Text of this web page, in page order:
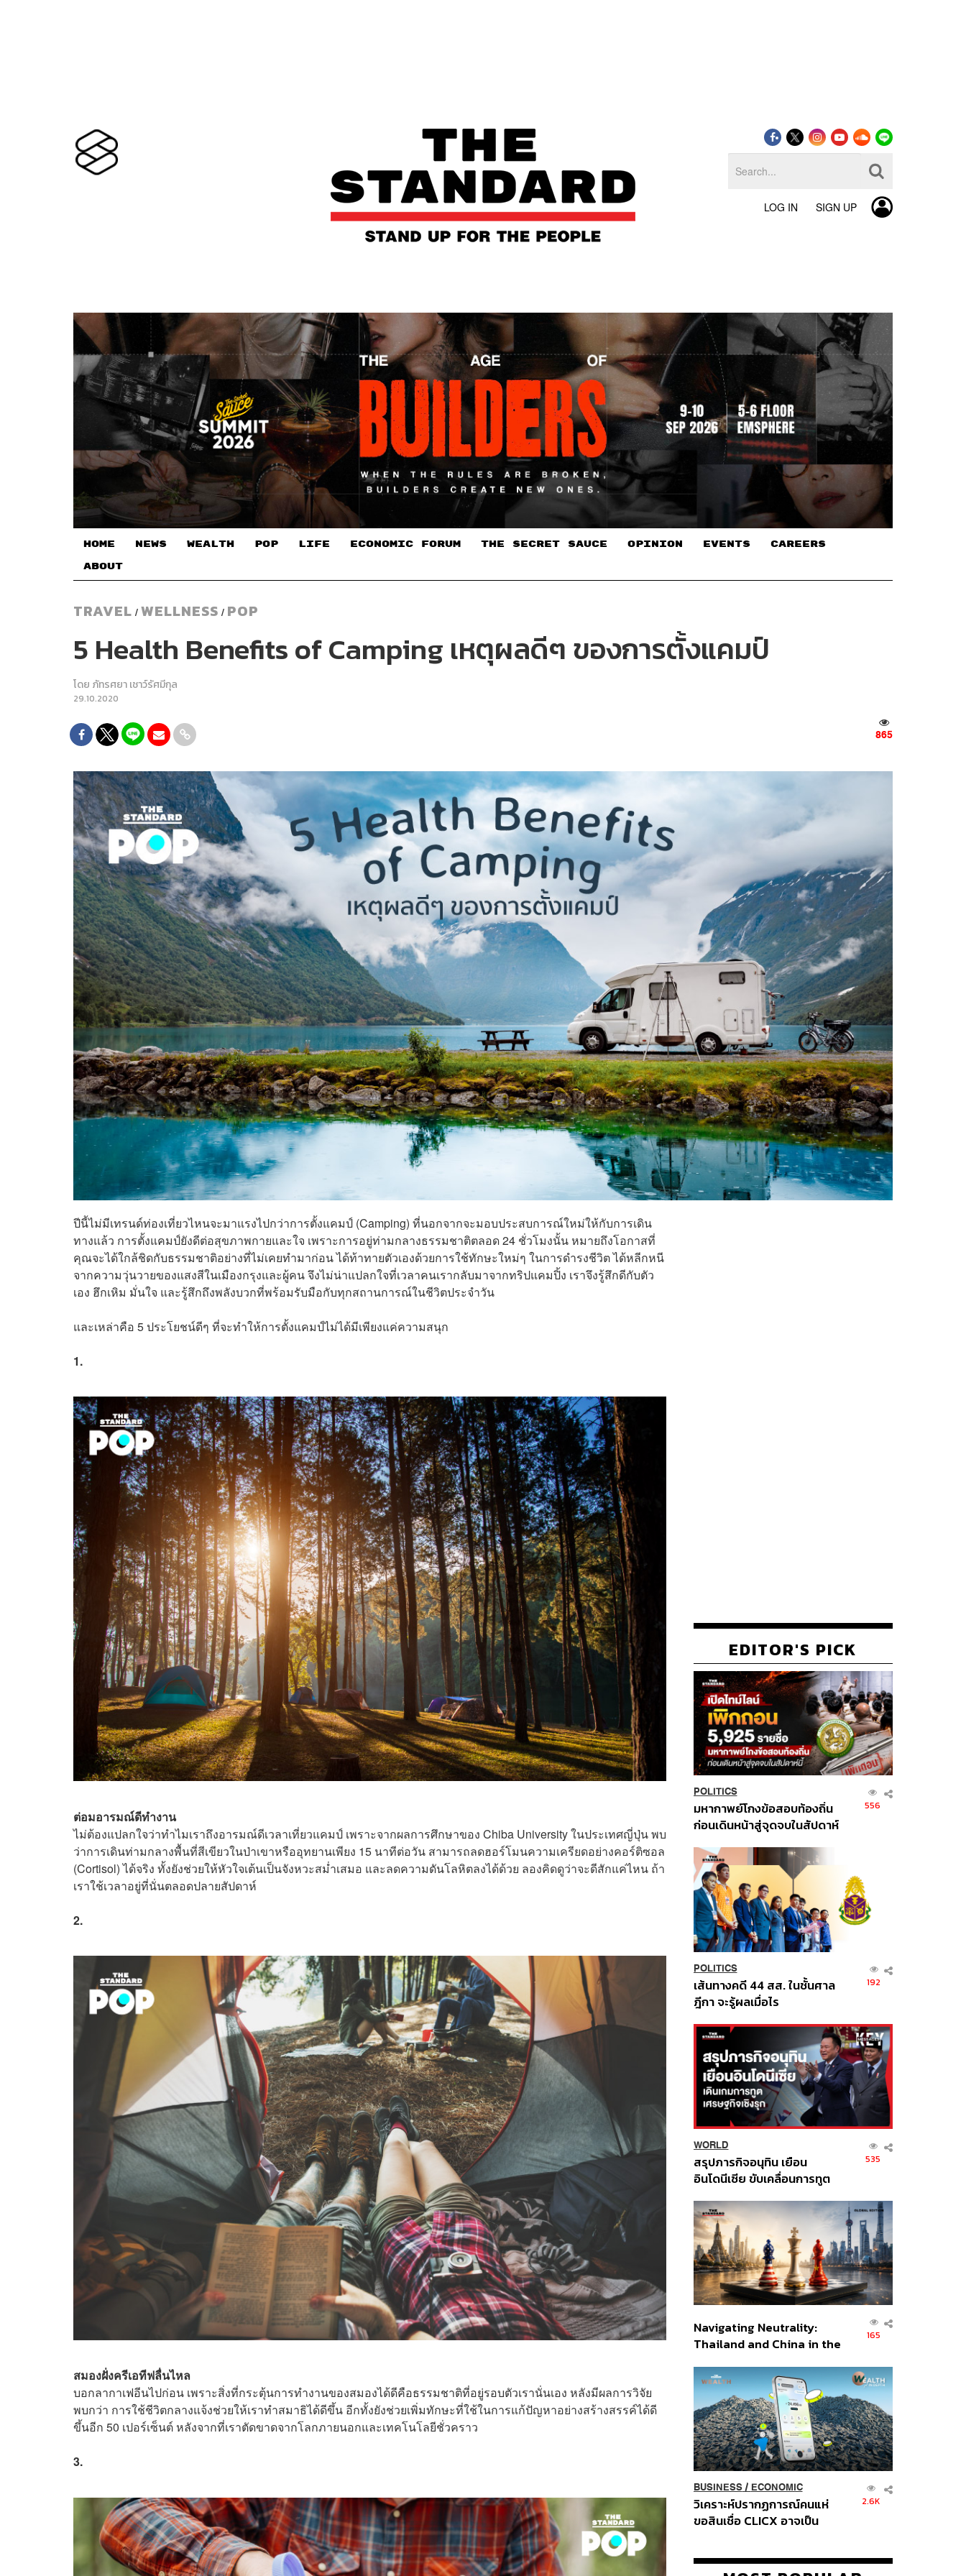
LOG IN SIGN UP
HOME NEWS WEALTH POP LIFE ECONOMIC FORUM THE SECRET SAUCE​ OPINION EVENTS CAREERS
ABOUT
TRAVEL / WELLNESS / POP
5 Health Benefits of Camping เหตุผลดีๆ ของการตั้งแคมป์
โดย ภัทรศยา เชาว์รัศมีกุล
29.10.2020
865
ปีนี้ไม่มีเทรนด์ท่องเที่ยวไหนจะมาแรงไปกว่าการตั้งแคมป์ (Camping) ที่นอกจากจะมอบประสบการณ์ใหม่ให้กับการเดิน
ทางแล้ว การตั้งแคมป์ยังดีต่อสุขภาพกายและใจ เพราะการอยู่ท่ามกลางธรรมชาติตลอด 24 ชั่วโมงนั้น หมายถึงโอกาสที่
คุณจะได้ใกล้ชิดกับธรรมชาติอย่างที่ไม่เคยทำมาก่อน ได้ท้าทายตัวเองด้วยการใช้ทักษะใหม่ๆ ในการดำรงชีวิต ได้หลีกหนี
จากความวุ่นวายของแสงสีในเมืองกรุงและผู้คน จึงไม่น่าแปลกใจที่เวลาคนเรากลับมาจากทริปแคมปิ้ง เราจึงรู้สึกดีกับตัว
เอง ฮึกเหิม มั่นใจ และรู้สึกถึงพลังบวกที่พร้อมรับมือกับทุกสถานการณ์ในชีวิตประจำวัน
และเหล่าคือ 5 ประโยชน์ดีๆ ที่จะทำให้การตั้งแคมป์ไม่ได้มีเพียงแค่ความสนุก
1.
ต่อมอารมณ์ดีทำงาน
ไม่ต้องแปลกใจว่าทำไมเราถึงอารมณ์ดีเวลาเที่ยวแคมป์ เพราะจากผลการศึกษาของ Chiba University ในประเทศญี่ปุ่น พบ
ว่าการเดินท่ามกลางพื้นที่สีเขียวในป่าเขาหรืออุทยานเพียง 15 นาทีต่อวัน สามารถลดฮอร์โมนความเครียดอย่างคอร์ติซอล
(Cortisol) ได้จริง ทั้งยังช่วยให้หัวใจเต้นเป็นจังหวะสม่ำเสมอ และลดความดันโลหิตลงได้ด้วย ลองคิดดูว่าจะดีสักแค่ไหน ถ้า
เราใช้เวลาอยู่ที่นั่นตลอดปลายสัปดาห์
2.
สมองฝั่งครีเอทีฟลื่นไหล
บอกลากาเฟอีนไปก่อน เพราะสิ่งที่กระตุ้นการทำงานของสมองได้ดีคือธรรมชาติที่อยู่รอบตัวเรานั่นเอง หลังมีผลการวิจัย
พบกว่า การใช้ชีวิตกลางแจ้งช่วยให้เราทำสมาธิได้ดีขึ้น อีกทั้งยังช่วยเพิ่มทักษะที่ใช้ในการแก้ปัญหาอย่างสร้างสรรค์ได้ดี
ขึ้นอีก 50 เปอร์เซ็นต์ หลังจากที่เราตัดขาดจากโลกภายนอกและเทคโนโลยีชั่วคราว
3.
EDITOR'S PICK
POLITICS
มหากาพย์โกงข้อสอบท้องถิ่น
ก่อนเดินหน้าสู่จุดจบในสัปดาห์
556
POLITICS
เส้นทางคดี 44 สส. ในชั้นศาล
ฎีกา จะรู้ผลเมื่อไร
192
WORLD
สรุปภารกิจอนุทิน เยือน
อินโดนีเซีย ขับเคลื่อนการทูต
ส่วนยุทธศาสตร์ไทย –
อินโดนีเซีย
535
Navigating Neutrality:
Thailand and China in the
Order
165
BUSINESS/ ECONOMIC
วิเคราะห์ปรากฏการณ์คนแห่
ขอสินเชื่อ CLICX อาจเป็น
ปัญหาหนี้ครัวเรือนไทยที่ถูกซุก
2.6K